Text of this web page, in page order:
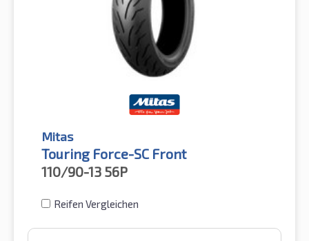
Mitas
Touring Force-SC Front
110/90-13 56P
Reifen Vergleichen